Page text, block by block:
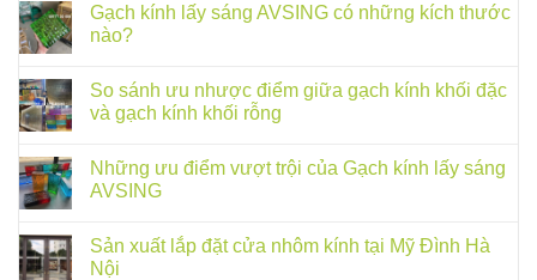
Gạch kính lấy sáng AVSING có những kích thước
nào?
So sánh ưu nhược điểm giữa gạch kính khối đặc
và gạch kính khối rỗng
Những ưu điểm vượt trội của Gạch kính lấy sáng
AVSING
Sản xuất lắp đặt cửa nhôm kính tại Mỹ Đình Hà
Nội